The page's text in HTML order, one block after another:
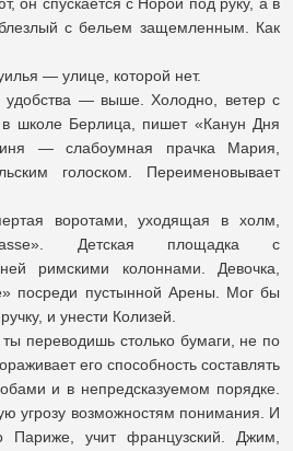
с бельем защемленным. Как
— улице, которой нет.
— выше. Холодно, ветер с
школе Берлица, пишет «Канун Дня
— слабоумная прачка Мария,
голоском. Переименовывает
воротами, уходящая в холм,
Детская площадка с
римскими колоннами. Девочка,
посреди пустынной Арены. Мог бы
и унести Колизей.
переводишь столько бумаги, не по
его способность составлять
и в непредсказуемом порядке.
угрозу возможностям понимания. И
Париже, учит французский. Джим,